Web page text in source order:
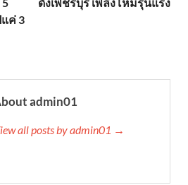
ค่ 3
admin01
all posts by admin01 →